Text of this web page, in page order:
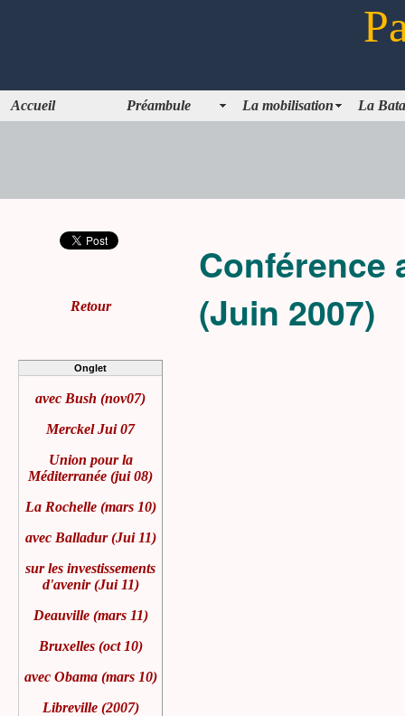
Accueil Préambule La mobilisation La
Conférence
(Juin 2007)
Retour
Onglet
avec Bush (nov07)
Merckel Jui 07
Union pour la
Méditerranée (jui 08)
La Rochelle (mars 10)
avec Balladur (Jui 11)
sur les investissements
d'avenir (Jui 11)
Deauville (mars 11)
Bruxelles (oct 10)
avec Obama (mars 10)
Libreville (2007)